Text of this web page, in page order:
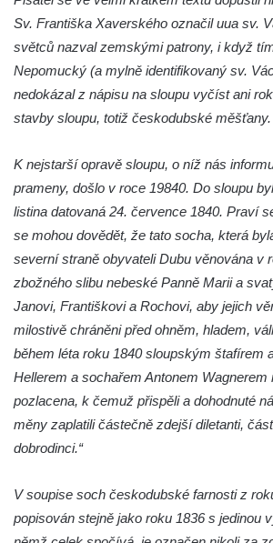
Sloup Nejsvětější Trojice na rozcestí v
Hošnicích
Sloup Panny Marie v Třebenicích
Sloup s kaplicí (boží muka) u kostela
svatého Stanislava v Měrunicích
Sloup s reliéfem Panny Marie v Oseku
Sloup se sochou Piety ve Chlumci
Sloup svatého Prokopa na 2. náměstí v
Mostě
Sloup s kaplicí (boží muka) v ulici ČSLA v
Bohušovicích nad Ohří
Sloup svatého Antonína Paduánského u
polní cesty jihovýchodně od Skalice u
České Lípy
Sloup svatého Václava na Václavském
náměstí v Lovosicích
Žibřidicích
Sloup svatého Jana Nepomuckého v
Janské
Sv. Františka Xaverského označil uua sv.
světců nazval zemskými patrony, i když
Nepomucký (a mylně identifikovaný sv.
nedokázal z nápisu na sloupu vyčíst ani
stavby sloupu, totiž českodubské měšťany.
K nejstarší opravě sloupu, o níž nás
prameny, došlo v roce 19840. Do sloupu
listina datovaná 24. července 1840. Praví
se mohou dovědět, že tato socha, která
severní straně obyvateli Dubu věnována v
zbožného slibu nebeské Panně Marii a
Janovi, Františkovi a Rochovi, aby jejich
milostivě chráněni před ohněm, hladem,
během léta roku 1840 sloupským štafírem
Hellerem a sochařem Antonem Wagnerem
pozlacena, k čemuž přispěli a dohodnuté
měny zaplatili částečně zdejší diletanti,
dobrodinci.“
V soupise soch českodubské farnosti z
popisován stejně jako roku 1836 s jedinou